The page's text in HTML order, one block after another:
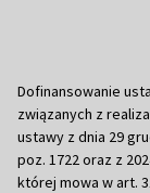
Dofinansowanie
związanych z
ustawy z dnia 29
poz. 1722 oraz z
której mowa w art.